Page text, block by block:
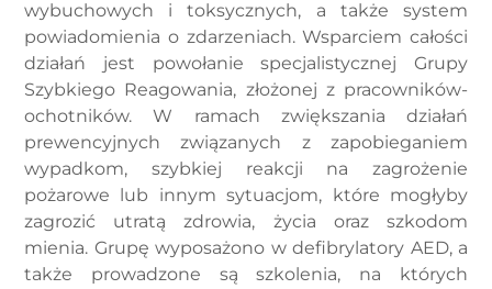
wybuchowych i toksycznych, a także system
powiadomienia o zdarzeniach. Wsparciem całości
działań jest powołanie specjalistycznej Grupy
Szybkiego Reagowania, złożonej z pracowników-
ochotników. W ramach zwiększania działań
prewencyjnych związanych z zapobieganiem
wypadkom, szybkiej reakcji na zagrożenie
pożarowe lub innym sytuacjom, które mogłyby
zagrozić utratą zdrowia, życia oraz szkodom
mienia. Grupę wyposażono w defibrylatory AED, a
także prowadzone są szkolenia, na których